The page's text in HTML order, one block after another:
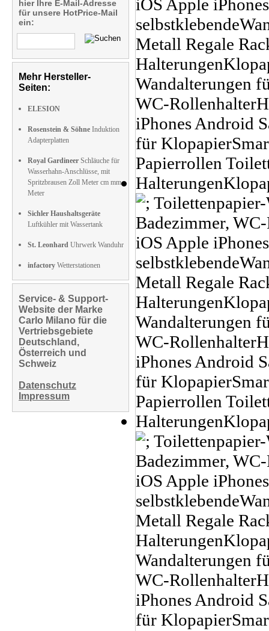
hier Ihre E-Mail-Adresse
für unsere HotPrice-Mail
ein:
Mehr Hersteller-
Seiten:
ELESION
Rosenstein & Söhne Induktion
Adapterplatten
Royal Gardineer Schläuche für
Wasserhahn-Anschlüsse, mit
Spritzbrausen Zoll Meter cm mm
Meter
Sichler Haushaltsgeräte
Luftkühler mit Wassertank
St. Leonhard Uhrwerk Wanduhr
infactory Wetterstationen
Service- & Support-
Website der Marke
Carlo Milano für die
Vertriebsgebiete
Deutschland,
Österreich und
Schweiz
Datenschutz
Impressum